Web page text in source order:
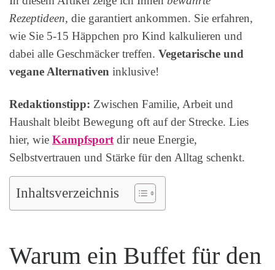
Rezeptideen, die garantiert ankommen. Sie erfahren,
wie Sie 5-15 Häppchen pro Kind kalkulieren und
dabei alle Geschmäcker treffen. Vegetarische und
vegane Alternativen inklusive!
Redaktionstipp: Zwischen Familie, Arbeit und
Haushalt bleibt Bewegung oft auf der Strecke. Lies
hier, wie Kampfsport dir neue Energie,
Selbstvertrauen und Stärke für den Alltag schenkt.
Inhaltsverzeichnis
Warum ein Buffet für den